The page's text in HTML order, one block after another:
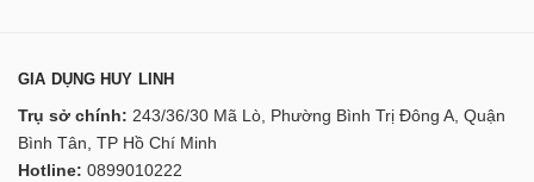
GIA DỤNG HUY LINH
Trụ sở chính: 243/36/30 Mã Lò, Phường Bình Trị Đông A, Quận
Bình Tân, TP Hồ Chí Minh
Hotline: 0899010222